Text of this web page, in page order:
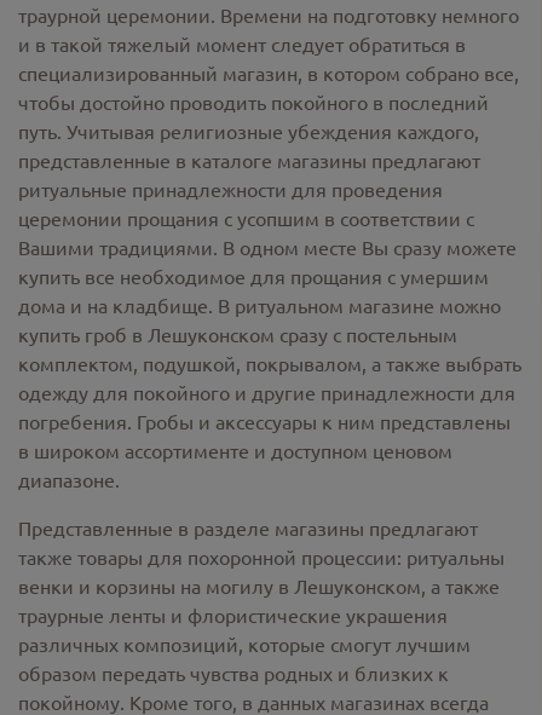
траурной церемонии. Времени на подготовку немного
и в такой тяжелый момент следует обратиться в
специализированный магазин, в котором собрано все,
чтобы достойно проводить покойного в последний
путь. Учитывая религиозные убеждения каждого,
представленные в каталоге магазины предлагают
ритуальные принадлежности для проведения
церемонии прощания с усопшим в соответствии с
Вашими традициями. В одном месте Вы сразу можете
купить все необходимое для прощания с умершим
дома и на кладбище. В ритуальном магазине можно
купить гроб в Лешуконском сразу с постельным
комплектом, подушкой, покрывалом, а также выбрать
одежду для покойного и другие принадлежности для
погребения. Гробы и аксессуары к ним представлены
в широком ассортименте и доступном ценовом
диапазоне.
Представленные в разделе магазины предлагают
также товары для похоронной процессии: ритуальны
венки и корзины на могилу в Лешуконском, а также
траурные ленты и флористические украшения
различных композиций, которые смогут лучшим
образом передать чувства родных и близких к
покойному. Кроме того, в данных магазинах всегда